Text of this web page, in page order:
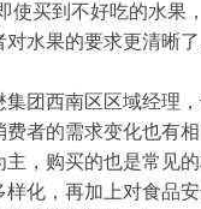
使买到不好吃的水果
水果的要求更清晰了
团西南区区域经理
费者的需求变化也有
，购买的也是常见的
样化，再加上对食品